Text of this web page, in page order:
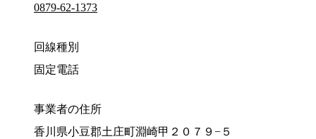
0879-62-1373
回線種別
固定電話
事業者の住所
香川県小豆郡土庄町淵崎甲２０７９−５